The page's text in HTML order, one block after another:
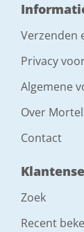
Verzenden
Privacy
Algemene
Over
Contact
Zoek
Recent